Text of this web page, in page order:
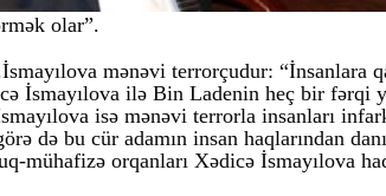
olar”.
mənəvi terrorçudur: “İnsanlara
İsmayılova ilə Bin Ladenin heç bir fərqi
isə mənəvi terrorla insanları
də bu cür adamın insan haqlarından
mühafizə orqanları Xədicə İsmayılova